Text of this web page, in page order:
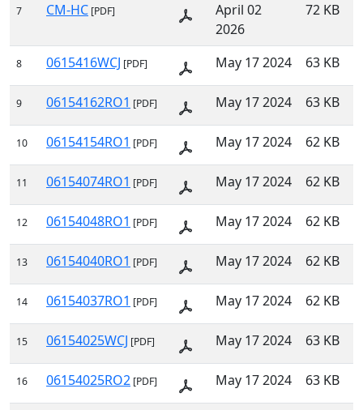
7 CM-HC [PDF]
April 02
2026
72 KB
8 0615416WCJ [PDF] May 17 2024 63 KB
9 06154162RO1 [PDF] May 17 2024 63 KB
10 06154154RO1 [PDF] May 17 2024 62 KB
11 06154074RO1 [PDF] May 17 2024 62 KB
12 06154048RO1 [PDF] May 17 2024 62 KB
13 06154040RO1 [PDF] May 17 2024 62 KB
14 06154037RO1 [PDF] May 17 2024 62 KB
15 06154025WCJ [PDF] May 17 2024 63 KB
16 06154025RO2 [PDF] May 17 2024 63 KB